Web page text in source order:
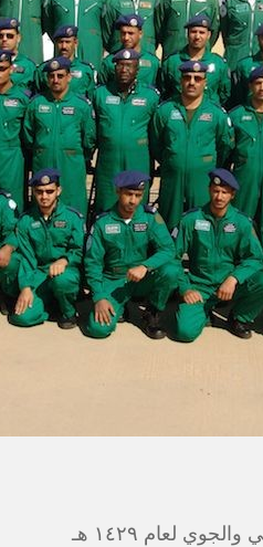
لعام ١٤٢٩ هـ